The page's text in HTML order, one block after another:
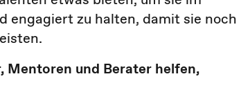
engagiert zu halten, damit sie noch
Mentoren und Berater helfen,